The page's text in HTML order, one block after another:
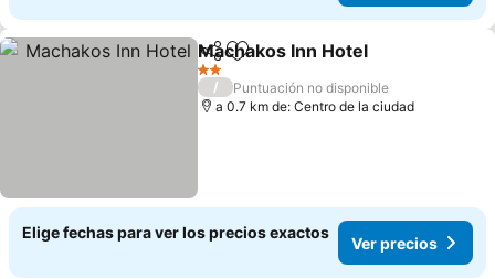
CompartirAgregar a favoritos
Machakos Inn Hotel
2 Estrellas
/
Puntuación no disponible
a 0.7 km de: Centro de la ciudad
Elige fechas para ver los precios exactos
Ver precios